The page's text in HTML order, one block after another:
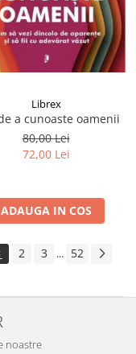
Librex
a cunoaste oamenii
80,00 Lei
72,00 Lei
ADAUGA IN COS
2 3 ... 52
noastre